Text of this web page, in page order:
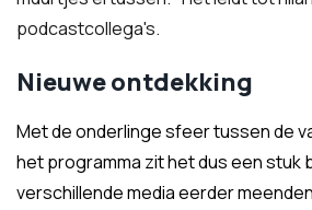
podcastcollega's.
Nieuwe ontdekking
Met de onderlinge sfeer tussen de
het programma zit het dus een stuk
verschillende media eerder